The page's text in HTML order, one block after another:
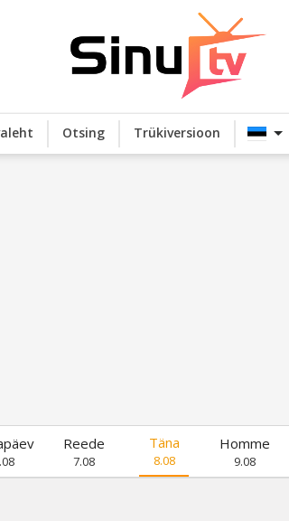
Otsing Trükiversioon
Reede
7.08
Täna
8.08
Homme
9.08